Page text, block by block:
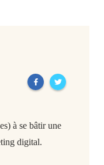
à se bâtir une
digital.